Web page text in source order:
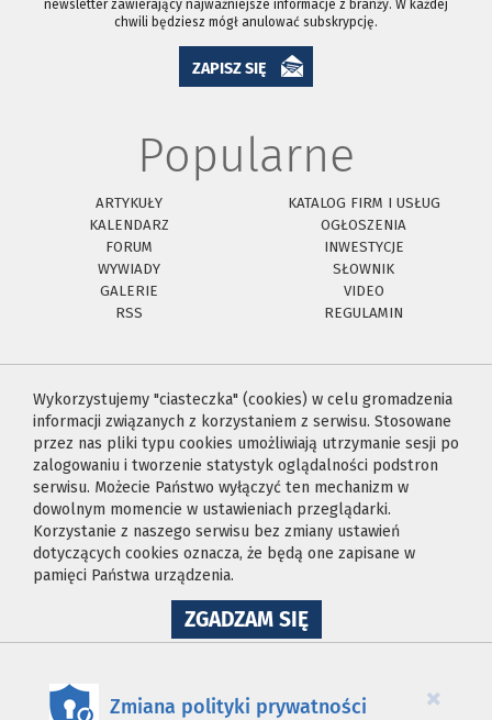
newsletter zawierający najważniejsze informacje z branży. W każdej
chwili będziesz mógł anulować subskrypcję.
ZAPISZ SIĘ
Popularne
ARTYKUŁY
KATALOG FIRM I USŁUG
KALENDARZ
OGŁOSZENIA
FORUM
INWESTYCJE
WYWIADY
SŁOWNIK
GALERIE
VIDEO
RSS
REGULAMIN
Wykorzystujemy "ciasteczka" (cookies) w celu gromadzenia
informacji związanych z korzystaniem z serwisu. Stosowane
przez nas pliki typu cookies umożliwiają utrzymanie sesji po
zalogowaniu i tworzenie statystyk oglądalności podstron
serwisu. Możecie Państwo wyłączyć ten mechanizm w
dowolnym momencie w ustawieniach przeglądarki.
Korzystanie z naszego serwisu bez zmiany ustawień
dotyczących cookies oznacza, że będą one zapisane w
pamięci Państwa urządzenia.
ZGADZAM SIĘNA
WYKORZYSTANIE
×
Zmiana polityki prywatności